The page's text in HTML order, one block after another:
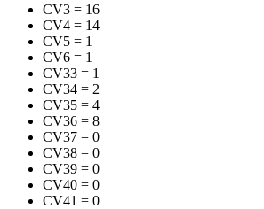
CV3 = 16
CV4 = 14
CV5 = 1
CV6 = 1
CV33 = 1
CV34 = 2
CV35 = 4
CV36 = 8
CV37 = 0
CV38 = 0
CV39 = 0
CV40 = 0
CV41 = 0